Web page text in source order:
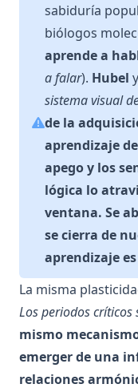
sabiduría
biólogos
aprende a
a falar). Hubel y
sistema visual
de la
aprendizaje
apego y los
lógica lo
ventana. Se
se cierra de
aprendizaje
La misma
Los periodos
mismo
emerger de una
relaciones